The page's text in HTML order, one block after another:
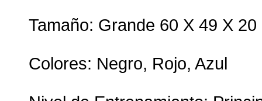
Tamaño: Grande 60 X 49 X 20
Colores: Negro, Rojo, Azul